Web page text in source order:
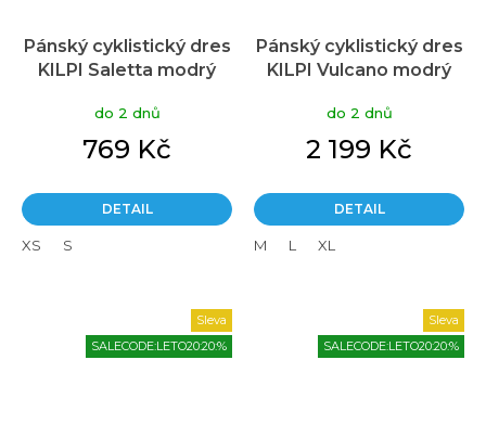
Pánský cyklistický dres
KILPI Saletta modrý
do 2 dnů
769 Kč
DETAIL
XS S
Pánský cyklistický dres
KILPI Vulcano modrý
do 2 dnů
2 199 Kč
DETAIL
M L XL
Sleva
SALECODE:LETO20:20:%
Sleva
SALECODE:LETO20:20:%